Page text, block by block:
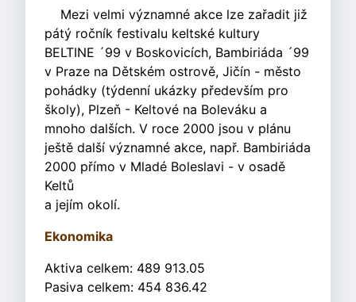
Mezi velmi významné akce lze zařadit již
pátý ročník festivalu keltské kultury
BELTINE ´99 v Boskovicích, Bambiriáda ´99
v Praze na Dětském ostrově, Jičín - město
pohádky (týdenní ukázky především pro
školy), Plzeň - Keltové na Boleváku a
mnoho dalších. V roce 2000 jsou v plánu
ještě další významné akce, např. Bambiriáda
2000 přímo v Mladé Boleslavi - v osadě
Keltů
a jejím okolí.
Ekonomika
Aktiva celkem: 489 913.05
Pasiva celkem: 454 836.42